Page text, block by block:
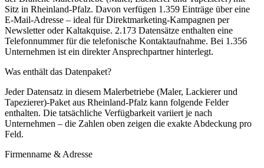
Sitz in Rheinland-Pfalz. Davon verfügen 1.359 Einträge über eine
E-Mail-Adresse – ideal für Direktmarketing-Kampagnen per
Newsletter oder Kaltakquise. 2.173 Datensätze enthalten eine
Telefonnummer für die telefonische Kontaktaufnahme. Bei 1.356
Unternehmen ist ein direkter Ansprechpartner hinterlegt.
Was enthält das Datenpaket?
Jeder Datensatz in diesem Malerbetriebe (Maler, Lackierer und
Tapezierer)-Paket aus Rheinland-Pfalz kann folgende Felder
enthalten. Die tatsächliche Verfügbarkeit variiert je nach
Unternehmen – die Zahlen oben zeigen die exakte Abdeckung pro
Feld.
Firmenname & Adresse